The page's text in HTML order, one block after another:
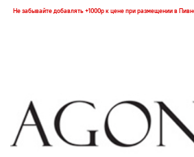
Не забывайте добавлять +1000р к цене при размещении в